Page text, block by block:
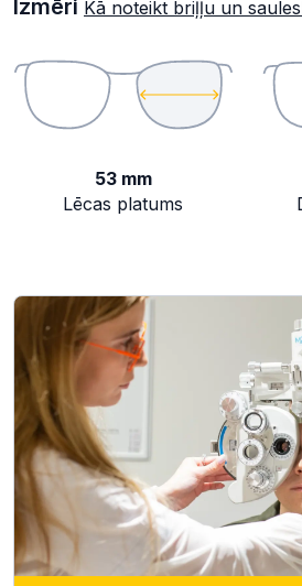
Izmēri Kā noteikt briļļu un
53 mm
Lēcas platums